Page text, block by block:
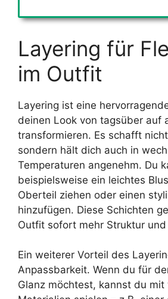
Layering für
im Outfit
Layering ist eine
deinen Look von tagsüber auf
transformieren. Es schafft
sondern hält dich auch in
Temperaturen angenehm. Du
beispielsweise ein leichtes
Oberteil ziehen oder einen
hinzufügen. Diese Schichten
Outfit sofort mehr Struktur und
Ein weiterer Vorteil des
Anpassbarkeit. Wenn du für
Glanz möchtest, kannst du mit